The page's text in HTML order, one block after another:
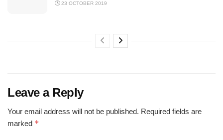
23 OCTOBER 2019
Leave a Reply
Your email address will not be published. Required fields are
marked *